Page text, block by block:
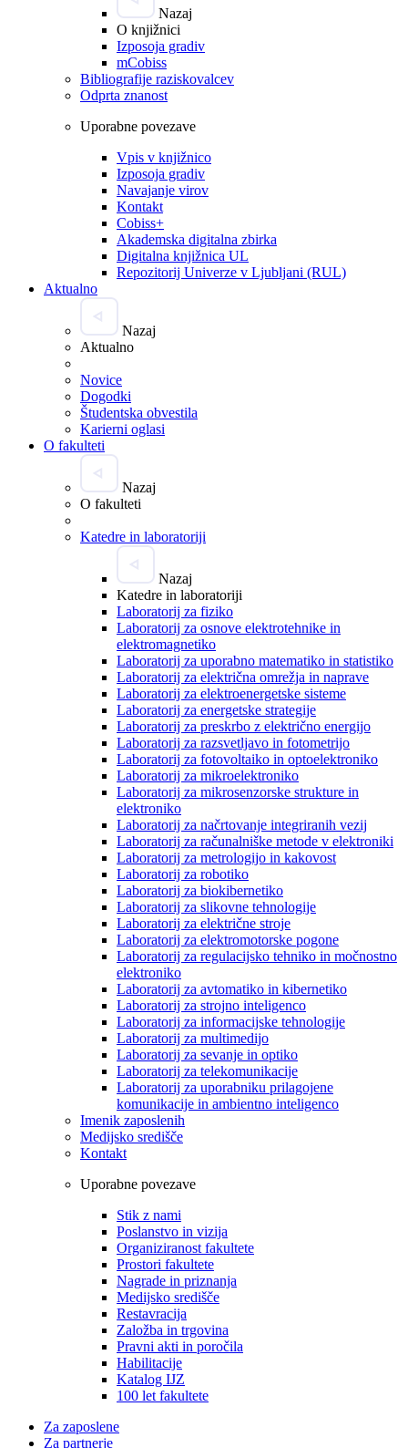
Nazaj
O knjižnici
Izposoja gradiv
mCobiss
Bibliografije raziskovalcev
Odprta znanost
Uporabne povezave
Vpis v knjižnico
Izposoja gradiv
Navajanje virov
Kontakt
Cobiss+
Akademska digitalna zbirka
Digitalna knjižnica UL
Repozitorij Univerze v Ljubljani (RUL)
Aktualno
Nazaj
Aktualno
Novice
Dogodki
Študentska obvestila
Karierni oglasi
O fakulteti
Nazaj
O fakulteti
Katedre in laboratoriji
Nazaj
Katedre in laboratoriji
Laboratorij za fiziko
Laboratorij za osnove elektrotehnike in
elektromagnetiko
Laboratorij za uporabno matematiko in statistiko
Laboratorij za električna omrežja in naprave
Laboratorij za elektroenergetske sisteme
Laboratorij za energetske strategije
Laboratorij za preskrbo z električno energijo
Laboratorij za razsvetljavo in fotometrijo
Laboratorij za fotovoltaiko in optoelektroniko
Laboratorij za mikroelektroniko
Laboratorij za mikrosenzorske strukture in
elektroniko
Laboratorij za načrtovanje integriranih vezij
Laboratorij za računalniške metode v elektroniki
Laboratorij za metrologijo in kakovost
Laboratorij za robotiko
Laboratorij za biokibernetiko
Laboratorij za slikovne tehnologije
Laboratorij za električne stroje
Laboratorij za elektromotorske pogone
Laboratorij za regulacijsko tehniko in močnostno
elektroniko
Laboratorij za avtomatiko in kibernetiko
Laboratorij za strojno inteligenco
Laboratorij za informacijske tehnologije
Laboratorij za multimedijo
Laboratorij za sevanje in optiko
Laboratorij za telekomunikacije
Laboratorij za uporabniku prilagojene
komunikacije in ambientno inteligenco
Imenik zaposlenih
Medijsko središče
Kontakt
Uporabne povezave
Stik z nami
Poslanstvo in vizija
Organiziranost fakultete
Prostori fakultete
Nagrade in priznanja
Medijsko središče
Restavracija
Založba in trgovina
Pravni akti in poročila
Habilitacije
Katalog IJZ
100 let fakultete
Za zaposlene
Za partnerje